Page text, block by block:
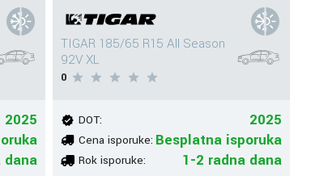
2025
dana
TIGAR 185/65 R15 All Season
92V XL
0
DOT: 2025
Cena isporuke: Besplatna isporuka
Rok isporuke: 1-2 radna dana